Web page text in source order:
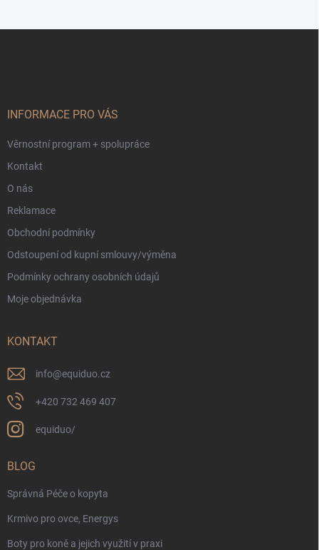
INFORMACE PRO VÁS
Věrnostní program + spolupráce
Kontakt
O nás
Reklamace
Obchodní podmínky
Odstoupení od kupní smlouvy/výměna
Podmínky ochrany osobních údajů
Moje objednávka
KONTAKT
info@equiduo.cz
+420 732 469 407
equiduo/
BLOG
Správná Péče o kopyta
Krmivo pro ovce, Energys
Boty pro koně a jejich využití v praxi